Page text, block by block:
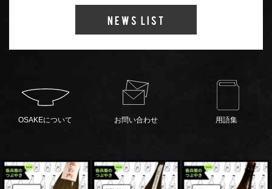
News List
OSAKEについて お問い合わせ 用語集